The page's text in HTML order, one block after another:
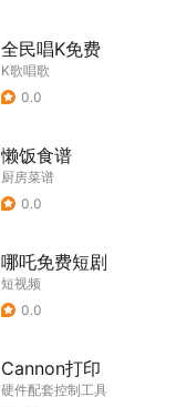
全民唱K免费
K歌唱歌
0.0
懒饭食谱
厨房菜谱
0.0
哪吒免费短剧
短视频
0.0
Cannon打印
硬件配套控制工具